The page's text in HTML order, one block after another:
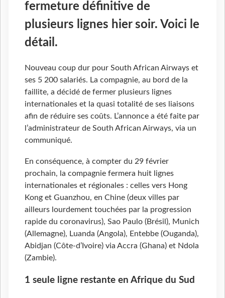
fermeture définitive de
plusieurs lignes hier soir. Voici le
détail.
Nouveau coup dur pour South African Airways et
ses 5 200 salariés. La compagnie, au bord de la
faillite, a décidé de fermer plusieurs lignes
internationales et la quasi totalité de ses liaisons
afin de réduire ses coûts. L’annonce a été faite par
l’administrateur de South African Airways, via un
communiqué.
En conséquence, à compter du 29 février
prochain, la compagnie fermera huit lignes
internationales et régionales : celles vers Hong
Kong et Guanzhou, en Chine (deux villes par
ailleurs lourdement touchées par la progression
rapide du coronavirus), Sao Paulo (Brésil), Munich
(Allemagne), Luanda (Angola), Entebbe (Ouganda),
Abidjan (Côte-d’Ivoire) via Accra (Ghana) et Ndola
(Zambie).
1 seule ligne restante en Afrique du Sud